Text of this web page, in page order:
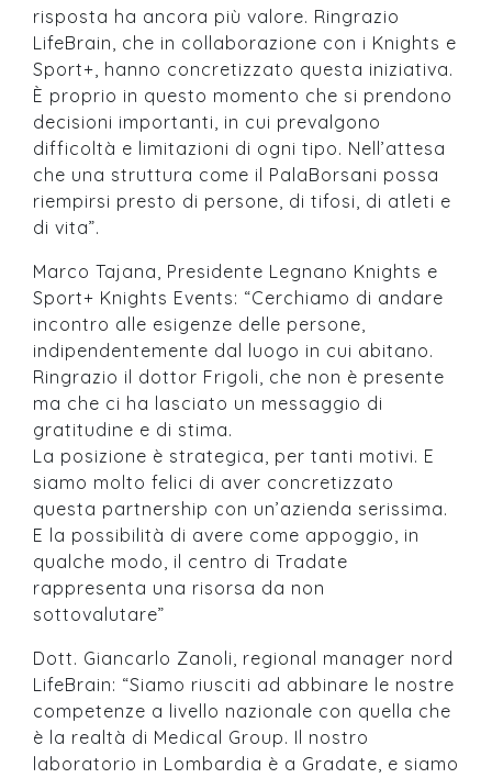
risposta ha ancora più valore. Ringrazio
LifeBrain, che in collaborazione con i Knights e
Sport+, hanno concretizzato questa iniziativa.
È proprio in questo momento che si prendono
decisioni importanti, in cui prevalgono
difficoltà e limitazioni di ogni tipo. Nell’attesa
che una struttura come il PalaBorsani possa
riempirsi presto di persone, di tifosi, di atleti e
di vita”.
Marco Tajana, Presidente Legnano Knights e
Sport+ Knights Events: “Cerchiamo di andare
incontro alle esigenze delle persone,
indipendentemente dal luogo in cui abitano.
Ringrazio il dottor Frigoli, che non è presente
ma che ci ha lasciato un messaggio di
gratitudine e di stima.
La posizione è strategica, per tanti motivi. E
siamo molto felici di aver concretizzato
questa partnership con un’azienda serissima.
E la possibilità di avere come appoggio, in
qualche modo, il centro di Tradate
rappresenta una risorsa da non
sottovalutare”
Dott. Giancarlo Zanoli, regional manager nord
LifeBrain: “Siamo riusciti ad abbinare le nostre
competenze a livello nazionale con quella che
è la realtà di Medical Group. Il nostro
laboratorio in Lombardia è a Gradate, e siamo